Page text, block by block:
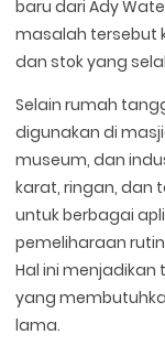
baru dari Ady
masalah tersebut
dan stok yang
Selain rumah
digunakan di
museum, dan
karat, ringan, dan
untuk berbagai
pemeliharaan
Hal ini menjadikan
yang
lama.